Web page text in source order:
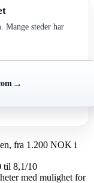
Mange steder har
→
fra 1.200 NOK i
til 8,1/10
med mulighet for